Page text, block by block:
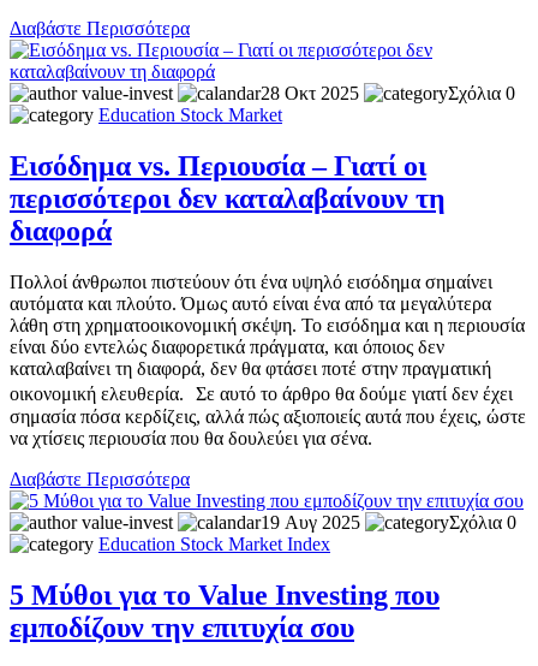
Διαβάστε Περισσότερα
value-invest 28 Οκτ 2025
Σχόλια 0
Education Stock Market
Εισόδημα vs. Περιουσία – Γιατί οι
περισσότεροι δεν καταλαβαίνουν τη
διαφορά
Πολλοί άνθρωποι πιστεύουν ότι ένα υψηλό εισόδημα σημαίνει
αυτόματα και πλούτο. Όμως αυτό είναι ένα από τα μεγαλύτερα
λάθη στη χρηματοοικονομική σκέψη. Το εισόδημα και η περιουσία
είναι δύο εντελώς διαφορετικά πράγματα, και όποιος δεν
καταλαβαίνει τη διαφορά, δεν θα φτάσει ποτέ στην πραγματική
οικονομική ελευθερία. Σε αυτό το άρθρο θα δούμε γιατί δεν έχει
σημασία πόσα κερδίζεις, αλλά πώς αξιοποιείς αυτά που έχεις, ώστε
να χτίσεις περιουσία που θα δουλεύει για σένα.
Διαβάστε Περισσότερα
value-invest 19 Αυγ 2025
Σχόλια 0
Education Stock Market Index
5 Μύθοι για το Value Investing που
εμποδίζουν την επιτυχία σου